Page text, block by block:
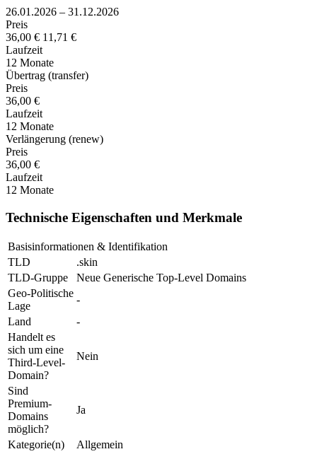
26.01.2026 – 31.12.2026
Preis
36,00 € 11,71 €
Laufzeit
12 Monate
Übertrag (transfer)
Preis
36,00 €
Laufzeit
12 Monate
Verlängerung (renew)
Preis
36,00 €
Laufzeit
12 Monate
Technische Eigenschaften und Merkmale
Basisinformationen & Identifikation
TLD
.skin
TLD-Gruppe
Neue Generische Top-Level Domains
Geo-Politische
Lage
-
Land
-
Handelt es
sich um eine
Third-Level-
Domain?
Nein
Sind
Premium-
Domains
möglich?
Ja
Kategorie(n)
Allgemein